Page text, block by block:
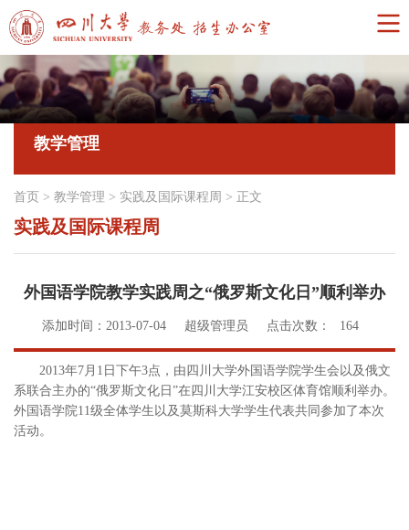
教学管理
首页 > 教学管理 > 实践及国际课程周 > 正文
实践及国际课程周
外国语学院教学实践周之“俄罗斯文化日”顺利举办
添加时间：2013-07-04 超级管理员 点击次数： 164
2013年7月1日下午3点，由四川大学外国语学院学生会以及俄文
系联合主办的“俄罗斯文化日”在四川大学江安校区体育馆顺利举办。
外国语学院11级全体学生以及莫斯科大学学生代表共同参加了本次
活动。